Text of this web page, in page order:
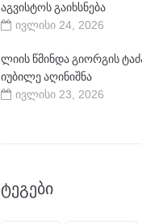
აგვისტოს გაიხსნება
ივლისი 24, 2026
ლიის წმინდა გიორგის
იუბილე აღინიშნა
ივლისი 23, 2026
ᲢᲔᲒᲔᲑᲘ